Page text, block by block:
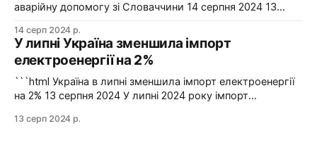
аварійну допомогу зі Словаччини 14 серпня 2024 13
аварійну допомогу зі Словаччини. Фото: Shutterstock "У
вчорашній день, 13 серпня, НЕК "Укренерго" запитала
аварійну допомогу з енергосистеми Словаччини", –
йдеться в повідомленні пресслужби оператора системи
передачі. Експорт
14 серп 2024 р.
У липні Україна зменшила імпорт
електроенергії на 2%
```html Україна в липні зменшила імпорт електроенергії
на 2% 13 серпня 2024 У липні 2024 року імпорт
червнем. Експорт залишався на нульовому рівні. Графіка:
13 серп 2024 р.